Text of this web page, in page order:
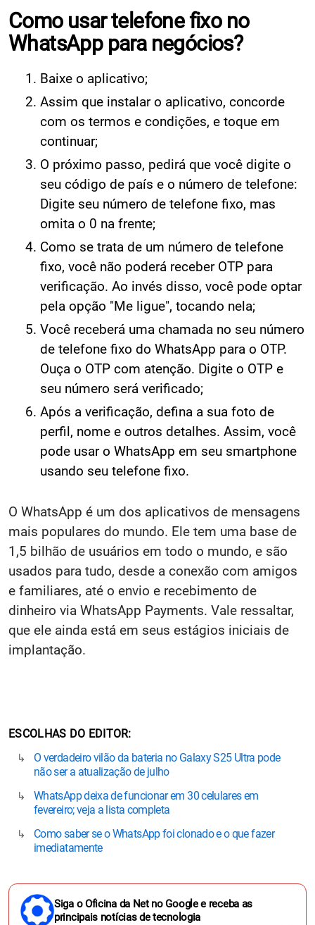
Como usar telefone fixo no
WhatsApp para negócios?
Baixe o aplicativo;
Assim que instalar o aplicativo, concorde
com os termos e condições, e toque em
continuar;
O próximo passo, pedirá que você digite o
seu código de país e o número de telefone:
Digite seu número de telefone fixo, mas
omita o 0 na frente;
Como se trata de um número de telefone
fixo, você não poderá receber OTP para
verificação. Ao invés disso, você pode optar
pela opção "Me ligue", tocando nela;
Você receberá uma chamada no seu número
de telefone fixo do WhatsApp para o OTP.
Ouça o OTP com atenção. Digite o OTP e
seu número será verificado;
Após a verificação, defina a sua foto de
perfil, nome e outros detalhes. Assim, você
pode usar o WhatsApp em seu smartphone
usando seu telefone fixo.
O WhatsApp é um dos aplicativos de mensagens
mais populares do mundo. Ele tem uma base de
1,5 bilhão de usuários em todo o mundo, e são
usados para tudo, desde a conexão com amigos
e familiares, até o envio e recebimento de
dinheiro via WhatsApp Payments. Vale ressaltar,
que ele ainda está em seus estágios iniciais de
implantação.
ESCOLHAS DO EDITOR
O verdadeiro vilão da bateria no Galaxy S25 Ultra pode
não ser a atualização de julho
WhatsApp deixa de funcionar em 30 celulares em
fevereiro; veja a lista completa
Como saber se o WhatsApp foi clonado e o que fazer
imediatamente
Siga o Oficina da Net no Google e receba as
principais notícias de tecnologia